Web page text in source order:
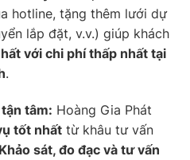
hotline, tặng thêm lưới dự
lắp đặt, v.v.) giúp khách
với chi phí thấp nhất tại
.
tâm: Hoàng Gia Phát
tốt nhất từ khâu tư vấn
Khảo sát, đo đạc và tư vấn